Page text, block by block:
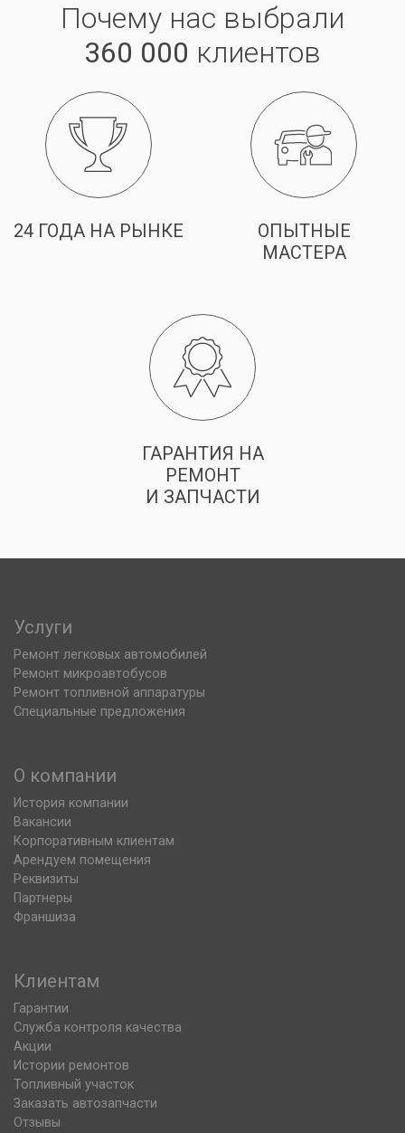
Почему нас выбрали
360 000 клиентов
24 ГОДА НА РЫНКЕ
ОПЫТНЫЕ
МАСТЕРА
ГАРАНТИЯ НА
РЕМОНТ
И ЗАПЧАСТИ
Услуги
Ремонт легковых автомобилей
Ремонт микроавтобусов
Ремонт топливной аппаратуры
Специальные предложения
О компании
История компании
Вакансии
Корпоративным клиентам
Арендуем помещения
Реквизиты
Партнеры
Франшиза
Клиентам
Гарантии
Служба контроля качества
Акции
Истории ремонтов
Топливный участок
Заказать автозапчасти
Отзывы